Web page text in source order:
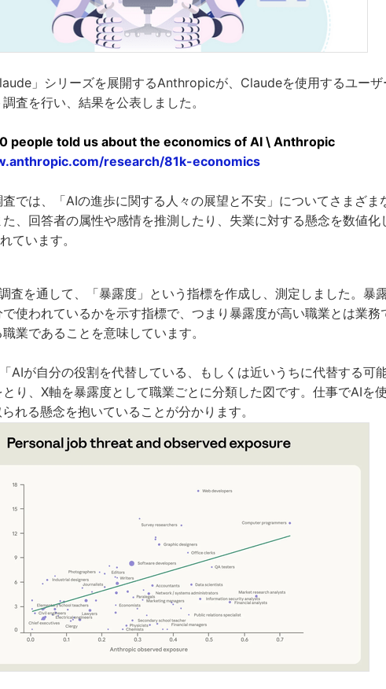
」シリーズを展開するAnthropicが、Claudeを使用するユー
査を行い、結果を公表しました。
people told us about the economics of AI \ Anthropic
research/81k-economics
では、「AIの進歩に関する人々の展望と不安」についてさまざま
た、回答者の属性や感情を推測したり、失業に対する懸念を数値
ています。
査を通して、「暴露度」という指標を作成し、測定しました。暴
使われているかを示す指標で、つまり暴露度が高い職業とは業務
業であることを意味しています。
AIが自分の役割を代替している、もしくは近いうちに代替する可
り、X軸を暴露度として職業ごとに分類した図です。仕事でAIを
れる懸念を抱いていることが分かります。